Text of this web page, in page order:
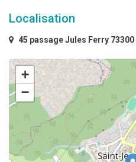
Localisation
45 passage Jules Ferry
+
−